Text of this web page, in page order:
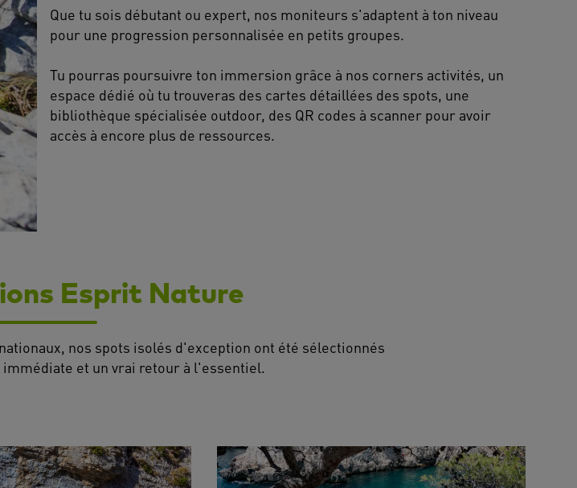
Que tu sois débutant ou expert, nos moniteurs s'adaptent à ton niveau
pour une progression personnalisée en petits groupes.
Tu pourras poursuivre ton immersion grâce à nos corners activités, un
espace dédié où tu trouveras des cartes détaillées des spots, une
bibliothèque spécialisée outdoor, des QR codes à scanner pour avoir
accès à encore plus de ressources.
Esprit Nature
nos spots isolés d'exception ont été sélectionnés
et un vrai retour à l'essentiel.